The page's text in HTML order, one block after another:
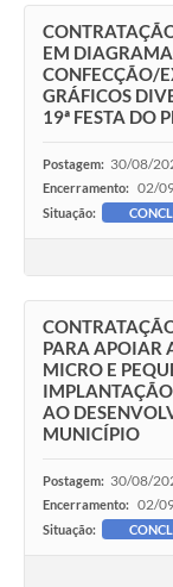
EM
CONFECÇÃO/
GRÁFICOS
19ª FESTA DO
Postagem: 30/08/
Encerramento: 02/
Situação:
PARA APOIAR
MICRO E
AO
MUNICÍPIO
Postagem: 30/08/
Encerramento: 02/
Situação: